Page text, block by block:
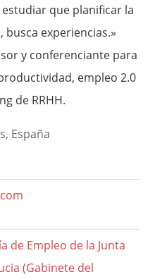
que planificar la
experiencias.»
y conferenciante para
empleo 2.0
de RRHH.
España
de Empleo de la Junta
(Gabinete del